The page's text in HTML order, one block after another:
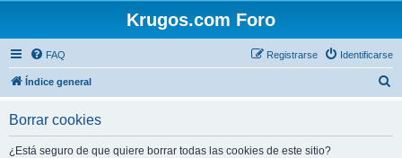
Krugos.com Foro
FAQ Identificarse
Registrarse
Índice general
Borrar cookies
¿Está seguro de que quiere borrar todas las cookies de este sitio?